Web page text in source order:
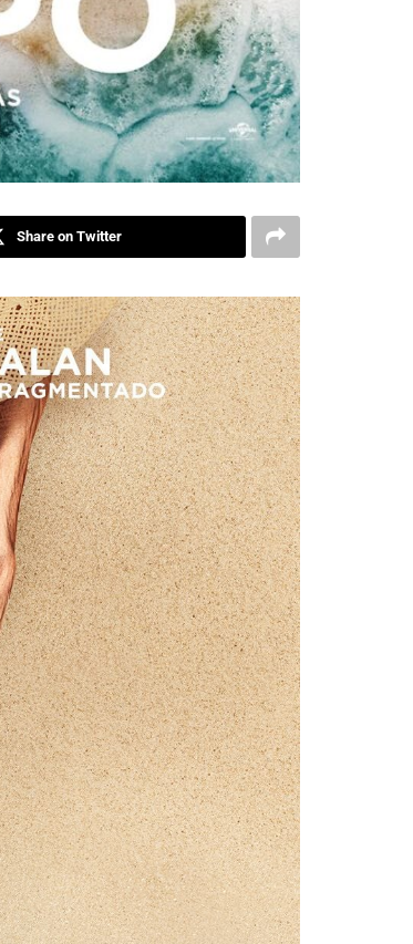
Share on Twitter